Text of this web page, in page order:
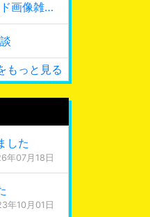
サイバーパンク2077フォトモード画像雑談
もっと見る
した
年07月18日
年10月01日